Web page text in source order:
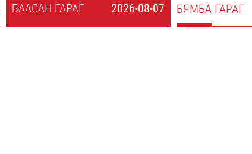
2026-08-07
БААСАН ГАРАГ БЯМБА ГАРАГ